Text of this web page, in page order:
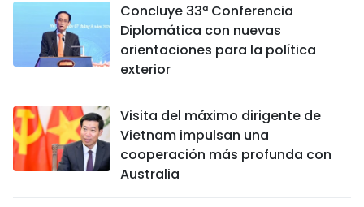
Concluye 33ª Conferencia
Diplomática con nuevas
orientaciones para la política
exterior
Visita del máximo dirigente de
Vietnam impulsan una
cooperación más profunda con
Australia